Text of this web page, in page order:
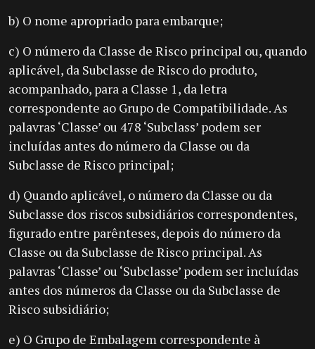
b) O nome apropriado para embarque;
c) O número da Classe de Risco principal ou, quando
aplicável, da Subclasse de Risco do produto,
acompanhado, para a Classe 1, da letra
correspondente ao Grupo de Compatibilidade. As
palavras ‘Classe’ ou 478 ‘Subclass’ podem ser
incluídas antes do número da Classe ou da
Subclasse de Risco principal;
d) Quando aplicável, o número da Classe ou da
Subclasse dos riscos subsidiários correspondentes,
figurado entre parênteses, depois do número da
Classe ou da Subclasse de Risco principal. As
palavras ‘Classe’ ou ‘Subclasse’ podem ser incluídas
antes dos números da Classe ou da Subclasse de
Risco subsidiário;
e) O Grupo de Embalagem correspondente à